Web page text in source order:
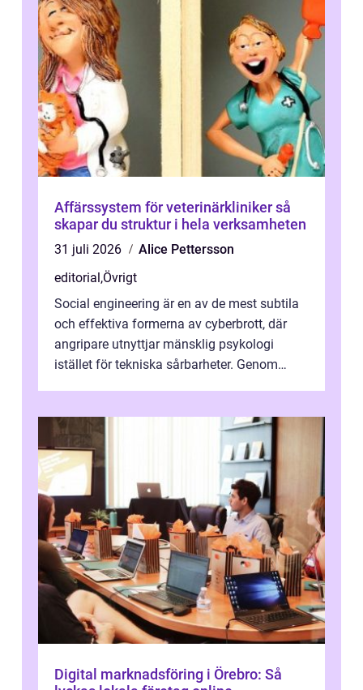
Affärssystem för veterinärkliniker så
skapar du struktur i hela verksamheten
31 juli 2026
Alice Pettersson
editorial,Övrigt
Social engineering är en av de mest subtila
och effektiva formerna av cyberbrott, där
angripare utnyttjar mänsklig psykologi
istället för tekniska sårbarheter. Genom
Digital marknadsföring i Örebro: Så